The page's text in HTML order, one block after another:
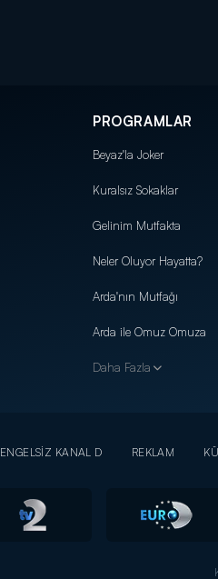
PROGRAMLAR
Beyaz'la Joker
Kuralsız Sokaklar
Gelinim Mutfakta
Neler Oluyor Hayatta?
Arda'nın Mutfağı
Arda ile Omuz Omuza
Daha Fazla
ENGELSİZ KANAL D REKLAM